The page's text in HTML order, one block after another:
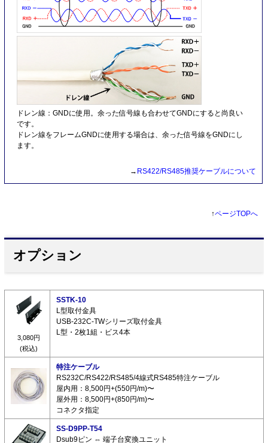
ドレン線：GNDに使用。余った信号線も合わせてGNDにすると尚良い
です。
ドレン線をフレームGNDに使用する場合は、余った信号線をGNDにし
ます。
→ RS422/RS485推奨ケーブルについて
↑ページTOPへ
オプション
3,080円
(税込)
SSTK-10
L型取付金具
USB-232C-TWシリーズ取付金具
L型・2枚1組・ビス4本
特注ケーブル
RS232C/RS422/RS485/4線式RS485特注ケーブル
屋内用：8,500円+(550円/m)〜
屋外用：8,500円+(850円/m)〜
コネクタ指定
SS-D9PP-T54
Dsub9ピン ⇔ 端子台変換ユニット